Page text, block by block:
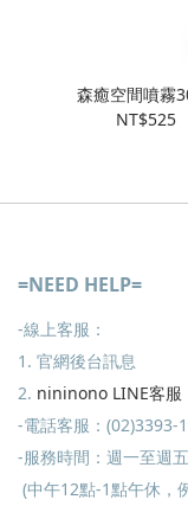
森癒空間噴霧
NT$525
=NEED HELP=
-線上客服：
1. 官網後台訊息
2. nininono LINE客服
-電話客服：(02)3393-
-服務時間：週一至週
(中午12點-1點午休，